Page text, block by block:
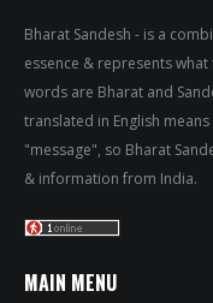
Bharat Sandesh - is a
essence & represents
words are Bharat and
translated in English
"message", so Bharat
& information from India.
MAIN MENU